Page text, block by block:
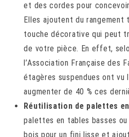
et des cordes pour
Elles ajoutent du rangement
touche décorative qui peut
de votre pièce. En effet,
l’Association Française des
étagères suspendues ont vu
augmenter de 40 % ces
Réutilisation de palettes
palettes en tables basses
bois pour un fini lisse et